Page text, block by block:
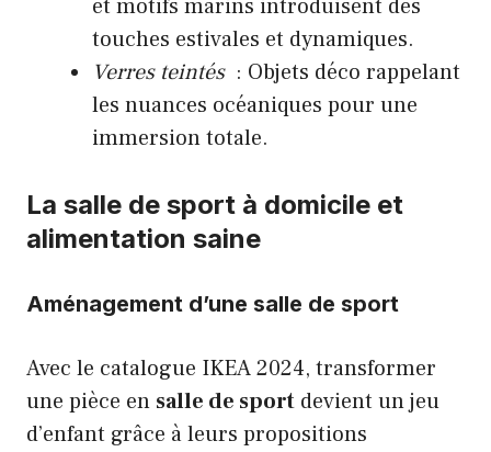
et motifs marins introduisent des
touches estivales et dynamiques.
Verres teintés: Objets déco rappelant
les nuances océaniques pour une
immersion totale.
La salle de sport à domicile et
alimentation saine
Aménagement d’une salle de sport
Avec le catalogue IKEA 2024, transformer
une pièce en salle de sport devient un jeu
d’enfant grâce à leurs propositions